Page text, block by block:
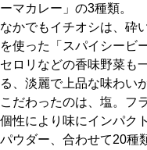
私と店の
今月の京
京都の書店
ーマカレー」の3種類。
なかでもイチオシは、砕
を使った「スパイシービ
セロリなどの香味野菜も
る、淡麗で上品な味わい
こだわったのは、塩。フ
個性により味にインパク
パウダー、合わせて20種